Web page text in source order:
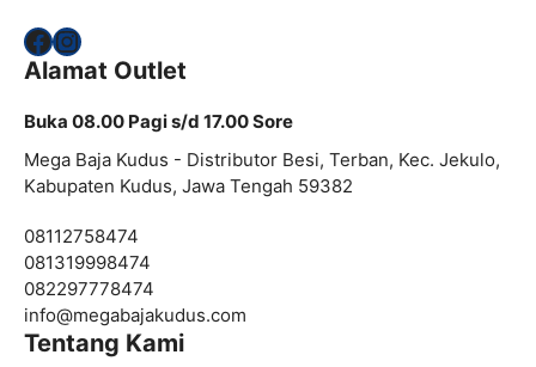
Facebook
Instagram
Alamat Outlet
Buka 08.00 Pagi s/d 17.00 Sore
Mega Baja Kudus - Distributor Besi, Terban, Kec. Jekulo,
Kabupaten Kudus, Jawa Tengah 59382
08112758474
081319998474
082297778474
info@megabajakudus.com
Tentang Kami